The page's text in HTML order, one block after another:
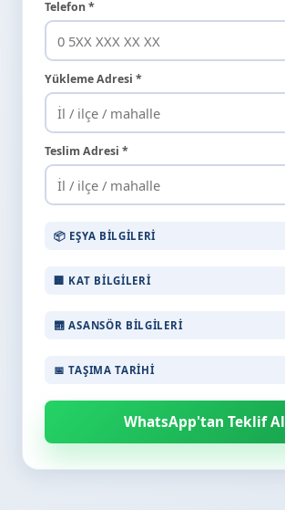
Telefon *
Yükleme Adresi *
Teslim Adresi *
📦 EŞYA BILGILERI
🏢 KAT BILGILERI
🛗 ASANSÖR BILGILERI
📅 TAŞIMA TARIHI
WhatsApp'tan Teklif Al